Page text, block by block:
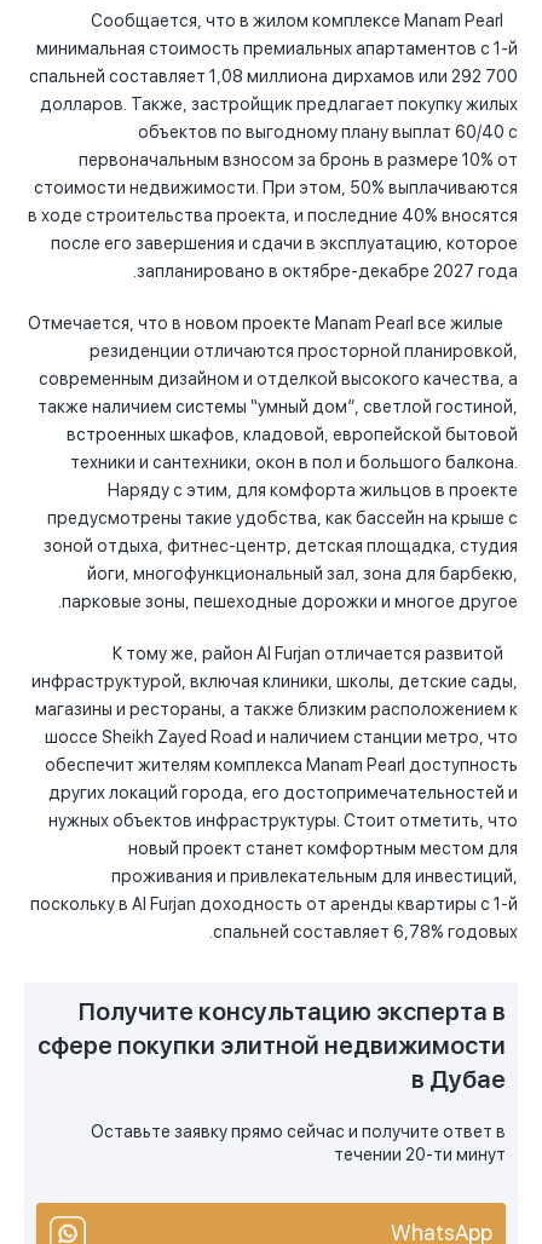
Сообщается, что в жилом комплексе Manam Pearl
минимальная стоимость премиальных апартаментов с 1-й
спальней составляет 1,08 миллиона дирхамов или 292 700
долларов. Также, застройщик предлагает покупку жилых
объектов по выгодному плану выплат 60/40 с
первоначальным взносом за бронь в размере 10% от
стоимости недвижимости. При этом, 50% выплачиваются
в ходе строительства проекта, и последние 40% вносятся
после его завершения и сдачи в эксплуатацию, которое
запланировано в октябре-декабре 2027 года.
Отмечается, что в новом проекте Manam Pearl все жилые
резиденции отличаются просторной планировкой,
современным дизайном и отделкой высокого качества, а
также наличием системы “умный дом”, светлой гостиной,
встроенных шкафов, кладовой, европейской бытовой
техники и сантехники, окон в пол и большого балкона.
Наряду с этим, для комфорта жильцов в проекте
предусмотрены такие удобства, как бассейн на крыше с
зоной отдыха, фитнес-центр, детская площадка, студия
йоги, многофункциональный зал, зона для барбекю,
парковые зоны, пешеходные дорожки и многое другое.
К тому же, район Al Furjan отличается развитой
инфраструктурой, включая клиники, школы, детские сады,
магазины и рестораны, а также близким расположением к
шоссе Sheikh Zayed Road и наличием станции метро, что
обеспечит жителям комплекса Manam Pearl доступность
других локаций города, его достопримечательностей и
нужных объектов инфраструктуры. Стоит отметить, что
новый проект станет комфортным местом для
проживания и привлекательным для инвестиций,
поскольку в Al Furjan доходность от аренды квартиры с 1-й
спальней составляет 6,78% годовых.
Получите консультацию эксперта в
сфере покупки элитной недвижимости
в Дубае
Оставьте заявку прямо сейчас и получите ответ в
течении 20-ти минут
WhatsApp